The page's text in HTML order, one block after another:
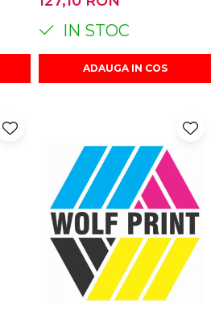
50X300 CM
IN STOC
ADAUGA IN COS